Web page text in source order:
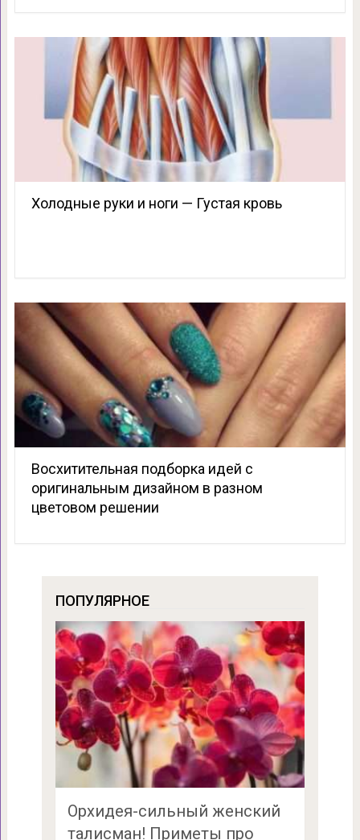
Холодные руки и ноги — Густая кровь
Восхитительная подборка идей с
оригинальным дизайном в разном
цветовом решении
ПОПУЛЯРНОЕ
Орхидея-сильный женский
талисман! Приметы про